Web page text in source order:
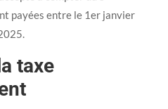
payées entre le 1er janvier
taxe